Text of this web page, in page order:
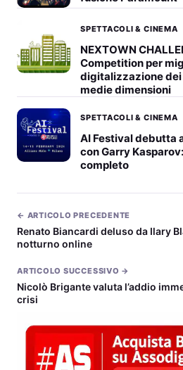
SPETTACOLI & CINEMA
NEXTOWN
Competition per
digitalizzazione
medie dimensioni
SPETTACOLI & CINEMA
AI Festival debutta
con Garry
completo
← ARTICOLO PRECEDENTE
Renato Biancardi deluso da Ilary
notturno online
ARTICOLO SUCCESSIVO →
Nicolò Brigante valuta l’addio
crisi